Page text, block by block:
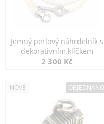
Jemný perlový náhrdelník s
dekorativním klíčkem
2 300 Kč
NOVÉ OBJEDNÁNO